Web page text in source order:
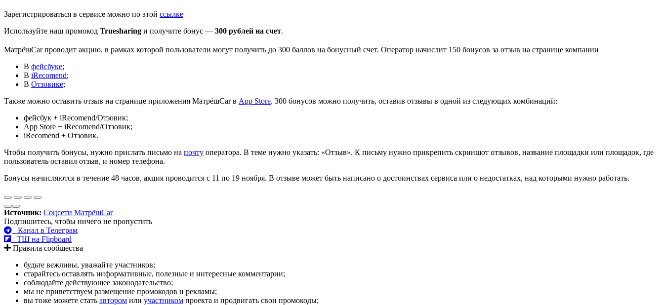
Зарегистрироваться в сервисе можно по этой ссылке
Используйте наш промокод Truesharing и получите бонус — 300 рублей на счет.
МатрёшCar проводит акцию, в рамках которой пользователи могут получить до 300 баллов на бонусный счет. Оператор начислит 150 бонусов за отзыв на странице компании
В фейсбуке;
В iRecomend;
В Отзовике;
Также можно оставить отзыв на странице приложения МатрёшCar в App Store. 300 бонусов можно получить, оставив отзывы в одной из следующих комбинаций:
фейсбук + iRecomend/Отзовик;
App Store + iRecomend/Отзовик;
iRecomend + Отзовик.
Чтобы получить бонусы, нужно прислать письмо на почту оператора. В теме нужно указать: «Отзыв». К письму нужно прикрепить скриншот отзывов, название площадки или площадок, где
пользователь оставил отзыв, и номер телефона.
Бонусы начисляются в течение 48 часов, акция проводится с 11 по 19 ноября. В отзыве может быть написано о достоинствах сервиса или о недостатках, над которыми нужно работать.
Источник: Соцсети МатрёшCar
Подпишитесь, чтобы ничего не пропустить
Канал в Телеграм
ТШ на Flipboard
Правила сообщества
будьте вежливы, уважайте участников;
старайтесь оставлять информативные, полезные и интересные комментарии;
соблюдайте действующее законодательство;
мы не приветствуем размещение промокодов и рекламы;
вы тоже можете стать автором или участником проекта и продвигать свои промокоды;